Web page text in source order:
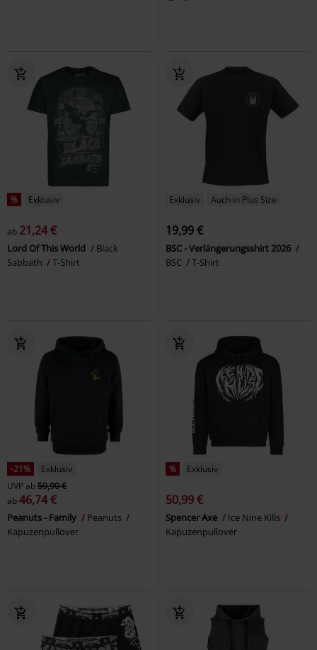
% Exklusiv
ab 21,24 €
Lord Of This World
Black
Sabbath
T-Shirt
Exklusiv Auch in Plus Size
19,99 €
BSC - Verlängerungsshirt 2026
BSC
T-Shirt
-21%
Exklusiv
UVPab59,90 €
ab46,74 €
Peanuts - Family
Peanuts
Kapuzenpullover
% Exklusiv
50,99 €
Spencer Axe
Ice Nine Kills
Kapuzenpullover